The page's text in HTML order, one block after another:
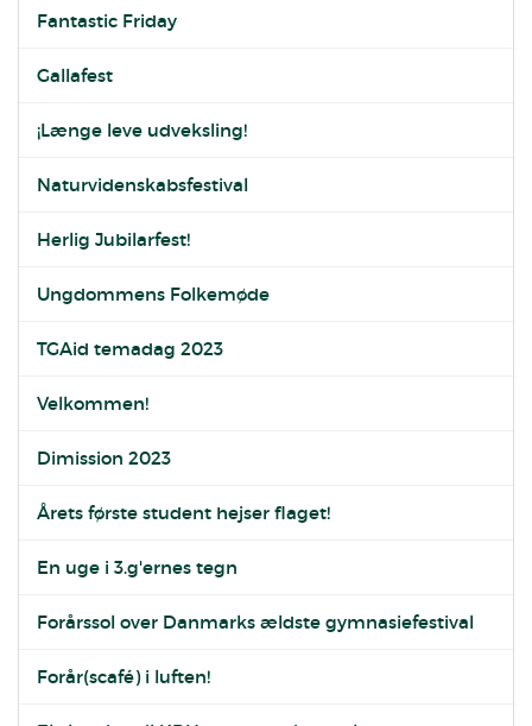
Fantastic Friday
Gallafest
¡Længe leve udveksling!
Naturvidenskabsfestival
Herlig Jubilarfest!
Ungdommens Folkemøde
TGAid temadag 2023
Velkommen!
Dimission 2023
Årets første student hejser flaget!
En uge i 3.g'ernes tegn
Forårssol over Danmarks ældste gymnasiefestival
Forår(scafé) i luften!